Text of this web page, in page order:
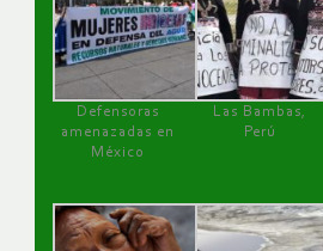
Defensoras
amenazadas en
México
Las Bambas,
Perú